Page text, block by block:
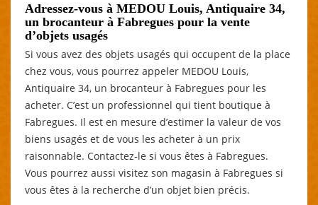
Adressez-vous à MEDOU Louis, Antiquaire 34,
un brocanteur à Fabregues pour la vente
d’objets usagés
Si vous avez des objets usagés qui occupent de la place
chez vous, vous pourrez appeler MEDOU Louis,
Antiquaire 34, un brocanteur à Fabregues pour les
acheter. C’est un professionnel qui tient boutique à
Fabregues. Il est en mesure d’estimer la valeur de vos
biens usagés et de vous les acheter à un prix
raisonnable. Contactez-le si vous êtes à Fabregues.
Vous pourrez aussi visitez son magasin à Fabregues si
vous êtes à la recherche d’un objet bien précis.